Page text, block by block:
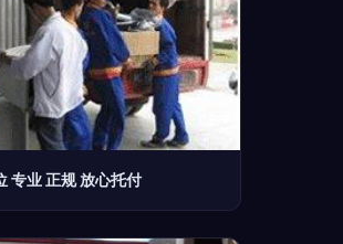
专业 正规 放心托付